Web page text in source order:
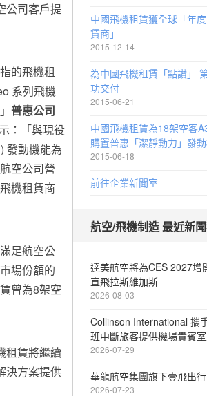
公司客戶提
的飛機租
系列飛機
普惠公司
：「與現役
發動機能為
空公司營
機租賃商
足航空公
場份額的
曾為8架空
租賃將繼續
決方案提供
中國飛機租賃獲全球「年
賃商」
2015-12-14
為中國飛機租賃「點讚」
功交付
2015-06-21
中國飛機租賃為18架空客
購置普惠「潔靜動力」發
2015-06-18
前往企業新聞室
航空/飛機制造 最近新
達美航空將為CES 2027增
直飛拉斯維加斯
2026-08-03
Collinson International 攜
班中斷旅客提供機場貴賓
2026-07-29
華龍航空集團旗下壹飛出
2026-07-23